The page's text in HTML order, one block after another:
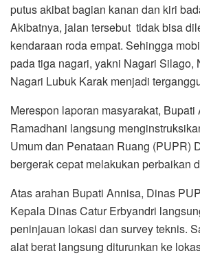
putus akibat bagian kanan dan kiri
Akibatnya, jalan tersebut tidak bisa
kendaraan roda empat. Sehingga
pada tiga nagari, yakni Nagari Silago,
Nagari Lubuk Karak menjadi
Merespon laporan masyarakat, Bupati
Ramadhani langsung
Umum dan Penataan Ruang (PUPR)
bergerak cepat melakukan perbaikan
Atas arahan Bupati Annisa, Dinas
Kepala Dinas Catur Erbyandri
peninjauan lokasi dan survey teknis.
alat berat langsung diturunkan ke